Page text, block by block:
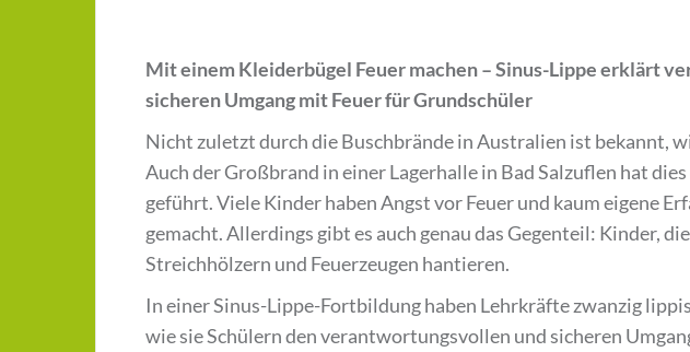
Mit einem Kleiderbügel Feuer machen – Sinus-Lippe erklärt
sicheren Umgang mit Feuer für Grundschüler
Nicht zuletzt durch die Buschbrände in Australien ist bekannt,
Auch der Großbrand in einer Lagerhalle in Bad Salzuflen hat
geführt. Viele Kinder haben Angst vor Feuer und kaum eigene
gemacht. Allerdings gibt es auch genau das Gegenteil: Kinder,
Streichhölzern und Feuerzeugen hantieren.
In einer Sinus-Lippe-Fortbildung haben Lehrkräfte zwanzig
wie sie Schülern den verantwortungsvollen und sicheren